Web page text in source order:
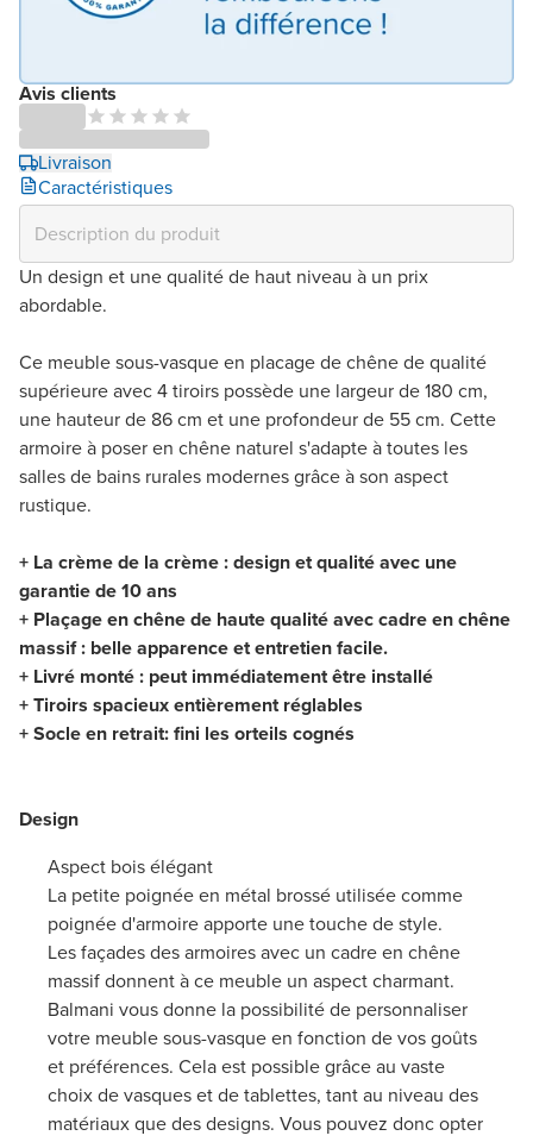
Avis clients
Livraison
Caractéristiques
Un design et une qualité de haut niveau à un prix
abordable.
Ce meuble sous-vasque en placage de chêne de qualité
supérieure avec 4 tiroirs possède une largeur de 180 cm,
une hauteur de 86 cm et une profondeur de 55 cm. Cette
armoire à poser en chêne naturel s'adapte à toutes les
salles de bains rurales modernes grâce à son aspect
rustique.
+ La crème de la crème : design et qualité avec une
garantie de 10 ans
+ Plaçage en chêne de haute qualité avec cadre en chêne
massif : belle apparence et entretien facile.
+ Livré monté : peut immédiatement être installé
+ Tiroirs spacieux entièrement réglables
+ Socle en retrait: fini les orteils cognés
Design
Aspect bois élégant
La petite poignée en métal brossé utilisée comme
poignée d'armoire apporte une touche de style.
Les façades des armoires avec un cadre en chêne
massif donnent à ce meuble un aspect charmant.
Balmani vous donne la possibilité de personnaliser
votre meuble sous-vasque en fonction de vos goûts
et préférences. Cela est possible grâce au vaste
choix de vasques et de tablettes, tant au niveau des
matériaux que des designs. Vous pouvez donc opter